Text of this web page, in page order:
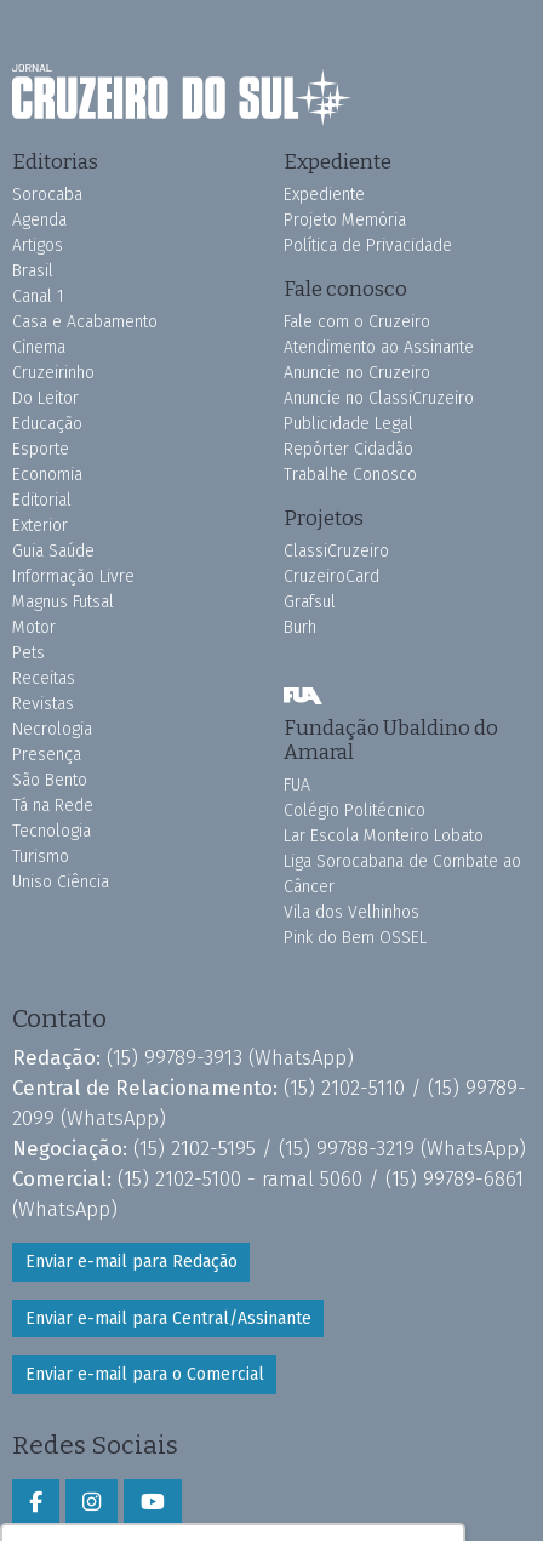
Editorias
Sorocaba
Agenda
Artigos
Brasil
Canal 1
Casa e Acabamento
Cinema
Cruzeirinho
Do Leitor
Educação
Esporte
Economia
Editorial
Exterior
Guia Saúde
Informação Livre
Magnus Futsal
Motor
Pets
Receitas
Revistas
Necrologia
Presença
São Bento
Tá na Rede
Tecnologia
Turismo
Uniso Ciência
Expediente
Expediente
Projeto Memória
Política de Privacidade
Fale conosco
Fale com o Cruzeiro
Atendimento ao Assinante
Anuncie no Cruzeiro
Anuncie no ClassiCruzeiro
Publicidade Legal
Repórter Cidadão
Trabalhe Conosco
Projetos
ClassiCruzeiro
CruzeiroCard
Grafsul
Burh
Fundação Ubaldino do
Amaral
FUA
Colégio Politécnico
Lar Escola Monteiro Lobato
Liga Sorocabana de Combate ao
Câncer
Vila dos Velhinhos
Pink do Bem OSSEL
Contato
Redação: (15) 99789-3913 (WhatsApp)
Central de Relacionamento: (15) 2102-5110 / (15) 99789-
2099 (WhatsApp)
Negociação: (15) 2102-5195 / (15) 99788-3219 (WhatsApp)
Comercial: (15) 2102-5100 - ramal 5060 / (15) 99789-6861
(WhatsApp)
Enviar e-mail para Redação
Enviar e-mail para Central/Assinante
Enviar e-mail para o Comercial
Redes Sociais